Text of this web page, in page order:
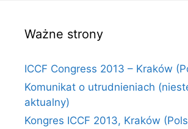
Ważne strony
ICCF Congress 2013 – Kraków
Komunikat o utrudnieniach
aktualny)
Kongres ICCF 2013, Kraków